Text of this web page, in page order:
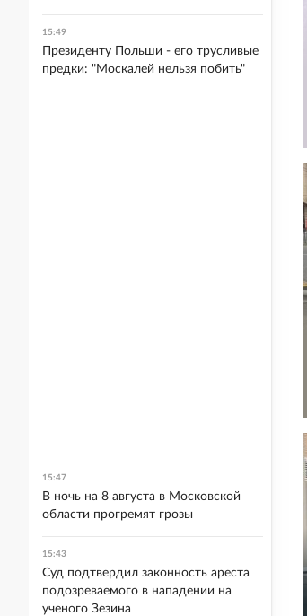
15:49
Президенту Польши - его трусливые
предки: "Москалей нельзя побить"
15:47
В ночь на 8 августа в Московской
области прогремят грозы
15:43
Суд подтвердил законность ареста
подозреваемого в нападении на
ученого Зезина